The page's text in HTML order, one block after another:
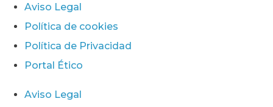
Aviso Legal
Política de cookies
Política de Privacidad
Portal Ético
Aviso Legal